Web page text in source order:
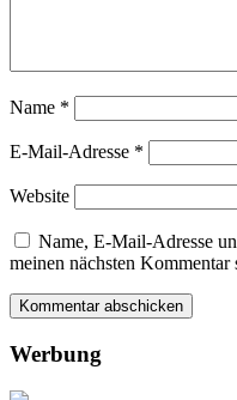
Name *
E-Mail-Adresse *
Website
Name, E-Mail-Adresse
meinen nächsten Kommentar
Werbung